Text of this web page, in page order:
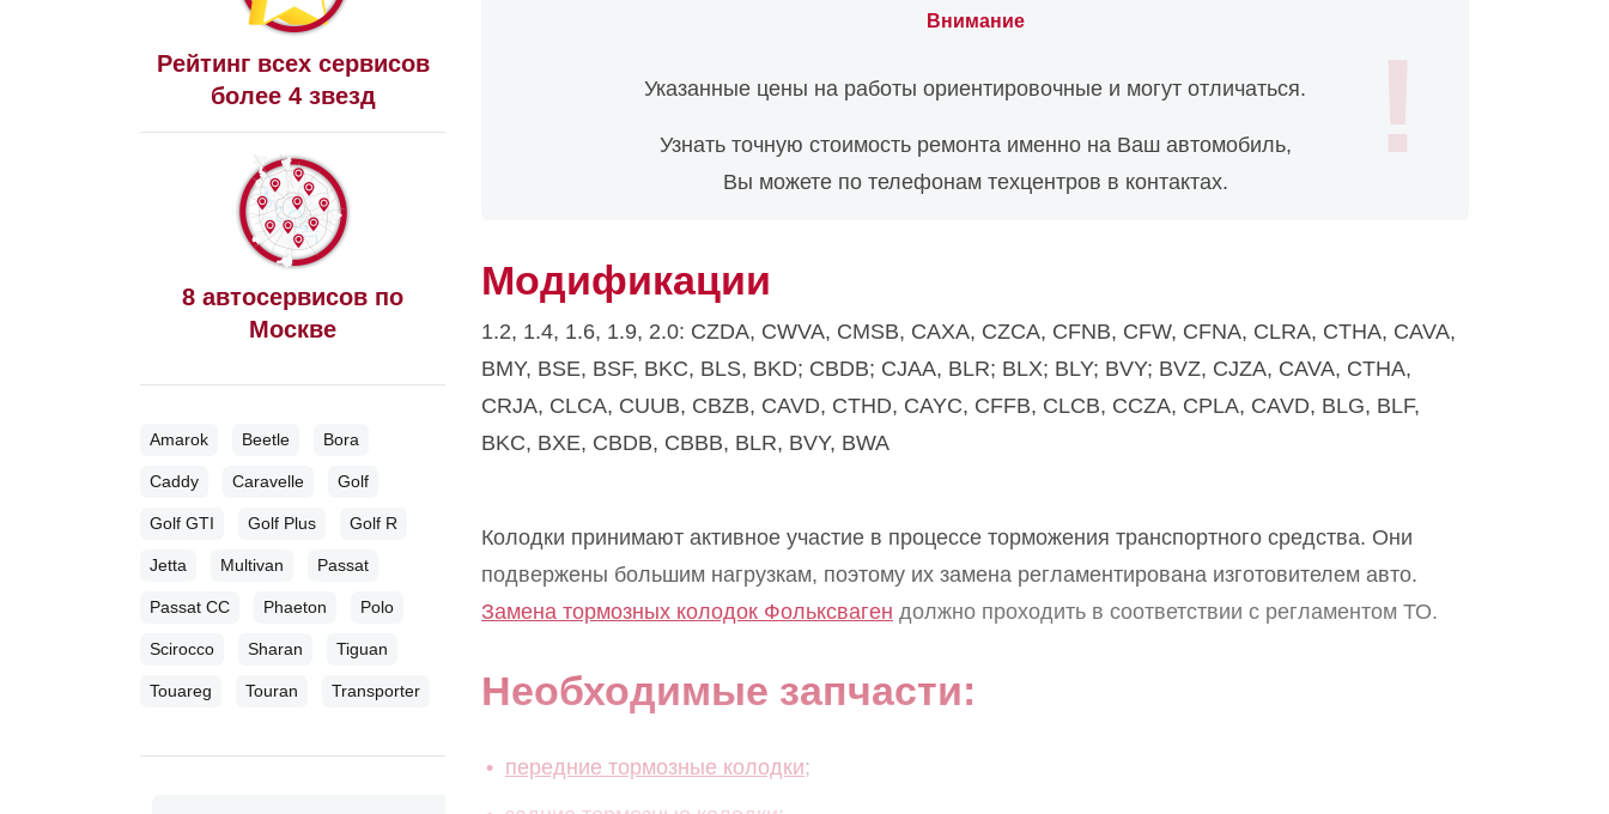
Рейтинг всех сервисов
более 4 звезд
8 автосервисов по
Москве
Amarok Beetle Bora
Caddy Caravelle Golf
Golf GTI Golf Plus Golf R
Jetta Multivan Passat
Passat CC Phaeton Polo
Scirocco Sharan Tiguan
Touareg Touran Transporter
Внимание
Указанные цены на работы ориентировочные и могут отличаться.
Узнать точную стоимость ремонта именно на Ваш автомобиль,
Вы можете по телефонам техцентров в контактах.
Модификации
1.2, 1.4, 1.6, 1.9, 2.0: CZDA, CWVA, CMSB, CAXA, CZCA, CFNB, CFW, CFNA, CLRA, CTHA, CAVA,
BMY, BSE, BSF, BKC, BLS, BKD; CBDB; CJAA, BLR; BLX; BLY; BVY; BVZ, CJZA, CAVA, CTHA,
CRJA, CLCA, CUUB, CBZB, CAVD, CTHD, CAYC, CFFB, CLCB, CCZA, CPLA, CAVD, BLG, BLF,
BKC, BXE, CBDB, CBBB, BLR, BVY, BWA
Колодки принимают активное участие в процессе торможения транспортного средства. Они
подвержены большим нагрузкам, поэтому их замена регламентирована изготовителем авто.
Замена тормозных колодок Фольксваген должно проходить в соответствии с регламентом ТО.
Необходимые запчасти:
передние тормозные колодки;